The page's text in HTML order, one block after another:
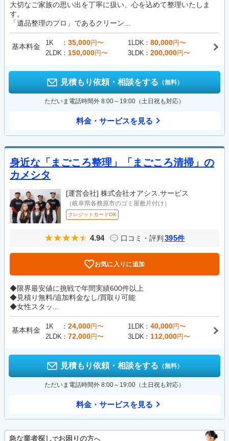
大切なご家族の思い出を丁寧に扱い、心を込めて整理いたしま
す。
「遺品整理のプロ」であるクリーン...
基本料金 1K 35,000円〜 1LDK 80,000円〜
2LDK
150,000円〜 3LDK 200,000円〜
見積もり依頼・相談をする （無料）
ただいま電話時間外 8:00～19:00（土日祝も対応）
料金・サービスを見る
身近な「まごころ整理」「まごころ清掃」の
カメシタ
[運営会社] 株式会社オアシス.サービス
（岐阜県各務原市のゴミ屋敷片付け）
クレジットカードOK
4.94 口コミ・評判 395件
お気に入りに追加
◆限界最安値に挑戦で年間実績600件以上
◆見積り無料/追加料金なし/買取り可能
◆女性スタッ...
基本料金 1K 24,000円〜 1LDK 40,000円〜
2LDK
72,000円〜 3LDK 112,000円〜
見積もり依頼・相談をする （無料）
ただいま電話時間外 8:00～19:00（土日祝も対応）
料金・サービスを見る
急な業者探しでお困りの方へ